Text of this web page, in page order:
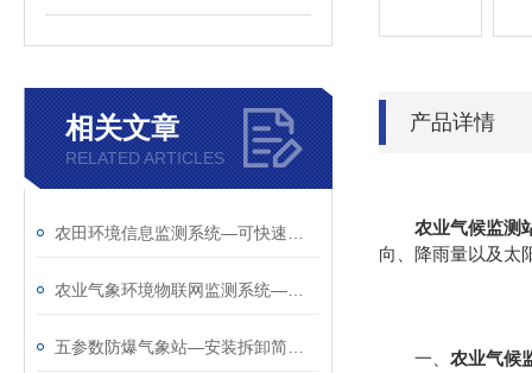
相关文章
RELATED ARTICLES
产品详情
农业气候监测
向、降雨量以及太
一、 农业气候